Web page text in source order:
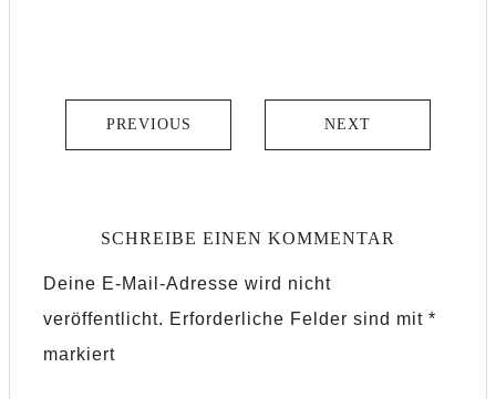
PREVIOUS NEXT
SCHREIBE EINEN KOMMENTAR
Deine E-Mail-Adresse wird nicht
veröffentlicht. Erforderliche Felder sind mit *
markiert